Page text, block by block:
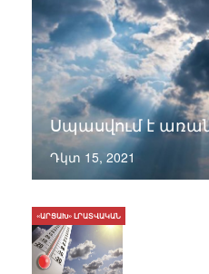
Սպասվում է
Դկտ 15, 2021
«ԱՐՑԱԽ» ԼՐԱՏՎԱԿԱՆ